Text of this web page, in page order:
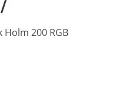
Holm 200 RGBNDS-